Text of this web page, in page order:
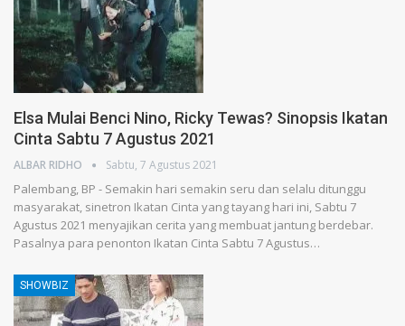
Elsa Mulai Benci Nino, Ricky Tewas? Sinopsis Ikatan
Cinta Sabtu 7 Agustus 2021
ALBAR RIDHO Sabtu, 7 Agustus 2021
Palembang, BP - Semakin hari semakin seru dan selalu ditunggu
masyarakat, sinetron Ikatan Cinta yang tayang hari ini, Sabtu 7
Agustus 2021 menyajikan cerita yang membuat jantung berdebar.
Pasalnya para penonton Ikatan Cinta Sabtu 7 Agustus…
SHOWBIZ